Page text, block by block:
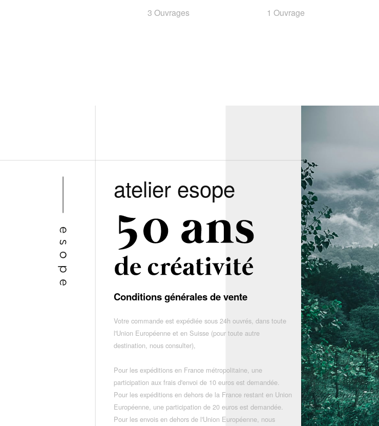
3 Ouvrages 1 Ouvrage
atelier esope
Conditions générales de vente
Votre commande est expédiée sous 24h ouvrés, dans toute
l'Union Européenne et en Suisse (pour toute autre
destination, nous consulter),
Pour les expéditions en France métropolitaine, une
participation aux frais d'envoi de 10 euros est demandée.
Pour les expéditions en dehors de la France restant en Union
Européenne, une participation de 20 euros est demandée.
Pour les envois en dehors de l'Union Européenne, nous